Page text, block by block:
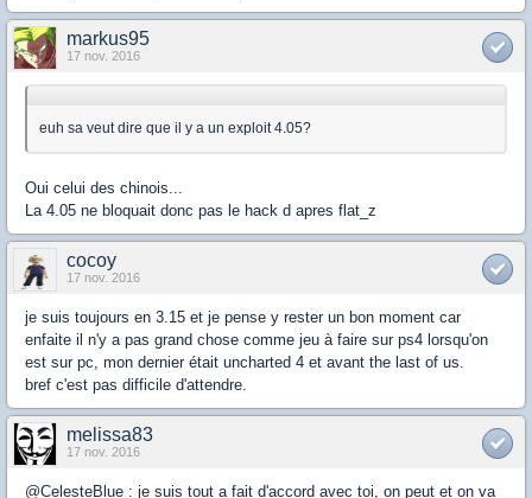
markus95
17 nov. 2016
euh sa veut dire que il y a un exploit 4.05?
Oui celui des chinois...
La 4.05 ne bloquait donc pas le hack d apres flat_z
cocoy
17 nov. 2016
je suis toujours en 3.15 et je pense y rester un bon moment car
enfaite il n'y a pas grand chose comme jeu à faire sur ps4 lorsqu'on
est sur pc, mon dernier était uncharted 4 et avant the last of us.
bref c'est pas difficile d'attendre.
melissa83
17 nov. 2016
@CelesteBlue : je suis tout a fait d'accord avec toi, on peut et on va